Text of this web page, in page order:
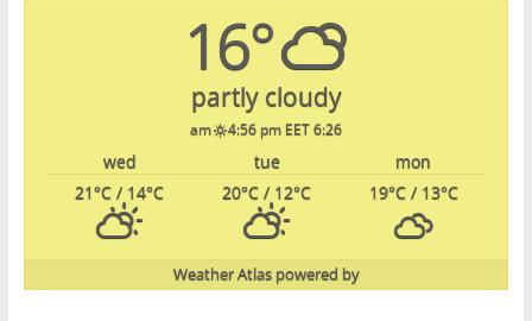
16°
partly cloudy
6:26 am
4:56 pm EET
mon
tue
wed
19°C/ 13°C
20°C / 12°C
21°C / 14°C
powered by
Weather Atlas